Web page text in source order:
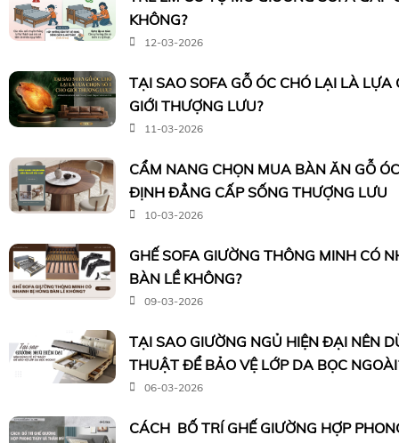
KHÔNG?
12-03-2026
TẠI SAO SOFA GỖ ÓC CHÓ LẠI LÀ LỰA
GIỚI THƯỢNG LƯU?
11-03-2026
CẨM NANG CHỌN MUA BÀN ĂN GỖ
ĐỊNH ĐẲNG CẤP SỐNG THƯỢNG LƯU
10-03-2026
GHẾ SOFA GIƯỜNG THÔNG MINH CÓ
BÀN LỀ KHÔNG?
09-03-2026
TẠI SAO GIƯỜNG NGỦ HIỆN ĐẠI NÊN
THUẬT ĐỂ BẢO VỆ LỚP DA BỌC
06-03-2026
CÁCH BỐ TRÍ GHẾ GIƯỜNG HỢP